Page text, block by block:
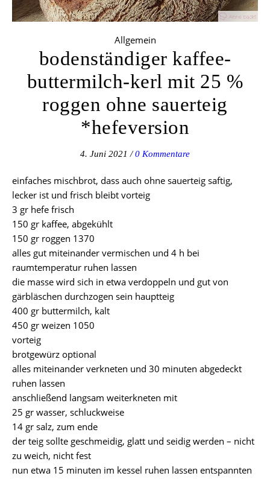
Allgemein
bodenständiger kaffee-
buttermilch-kerl mit 25 %
roggen ohne sauerteig
*hefeversion
4. Juni 2021 / 0 Kommentare
einfaches mischbrot, dass auch ohne sauerteig saftig,
lecker ist und frisch bleibt vorteig
3 gr hefe frisch
150 gr kaffee, abgekühlt
150 gr roggen 1370
alles gut miteinander vermischen und 4 h bei
raumtemperatur ruhen lassen
die masse wird sich in etwa verdoppeln und gut von
gärbläschen durchzogen sein hauptteig
400 gr buttermilch, kalt
450 gr weizen 1050
vorteig
brotgewürz optional
alles miteinander verkneten und 30 minuten abgedeckt
ruhen lassen
anschließend langsam weiterkneten mit
25 gr wasser, schluckweise
14 gr salz, zum ende
der teig sollte geschmeidig, glatt und seidig werden – nicht
zu weich, nicht fest
nun etwa 15 minuten im kessel ruhen lassen entspannten